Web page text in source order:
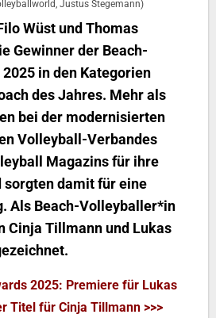
Justus Stegemann)
Wüst und Thomas
Gewinner der Beach-
in den Kategorien
des Jahres. Mehr als
bei der modernisierten
Volleyball-Verbandes
Magazins für ihre
sorgten damit für eine
Als Beach-Volleyballer*in
Cinja Tillmann und Lukas
2025: Premiere für Lukas
Titel für Cinja Tillmann >>>